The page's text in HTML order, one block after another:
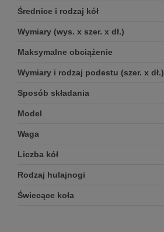
Średnice i rodzaj kół
Wymiary (wys. x szer. x dł.)
Maksymalne obciążenie
Wymiary i rodzaj podestu (szer. x dł.)
Sposób składania
Model
Waga
Liczba kół
Rodzaj hulajnogi
Świecące koła